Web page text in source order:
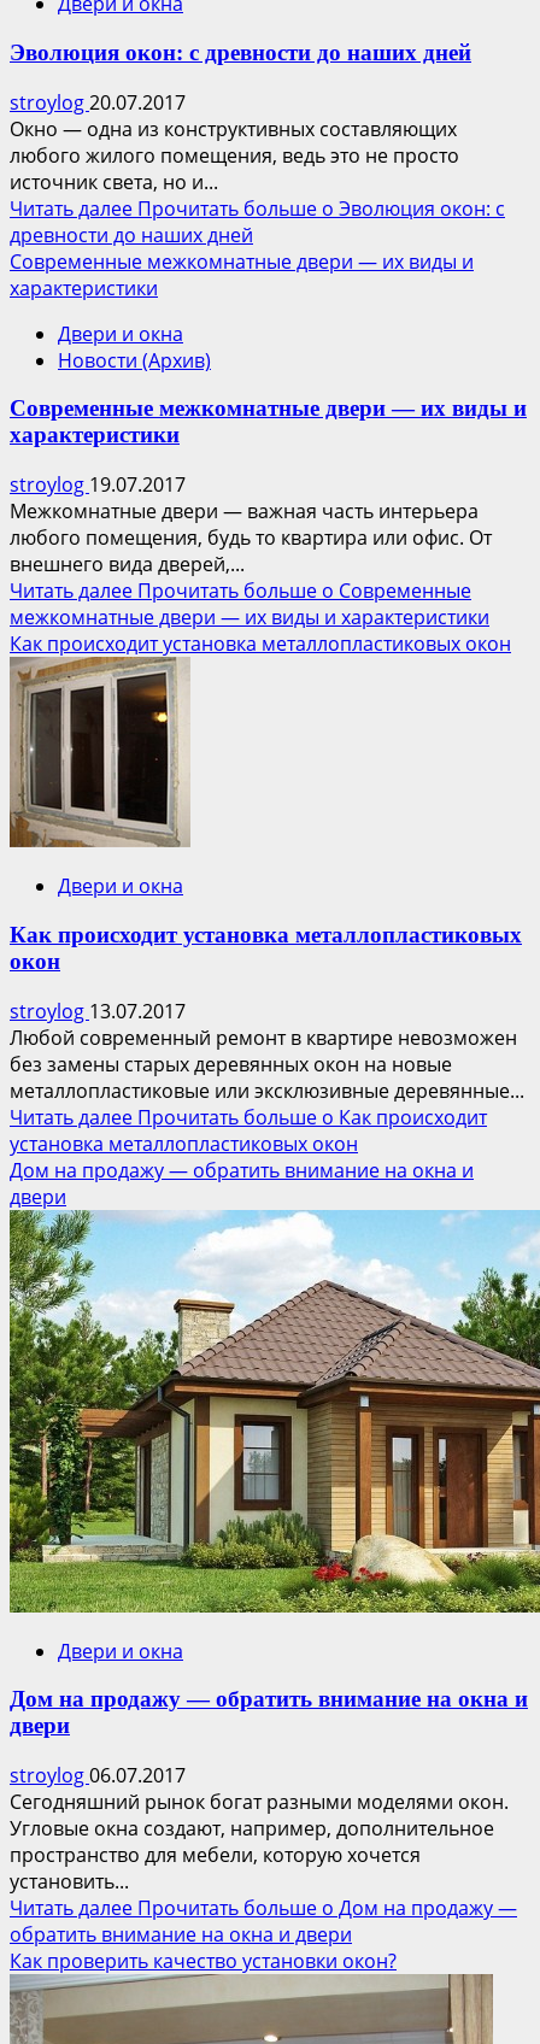
Эволюция окон: с древности до наших дней
stroylog20.07.2017
Окно — одна из конструктивных составляющих
любого жилого помещения, ведь это не просто
источник света, но и...
Читать далее Прочитать больше о Эволюция окон: с
древности до наших дней
Современные межкомнатные двери — их виды и
характеристики
Двери и окна
Новости (Архив)
Современные межкомнатные двери — их виды и
характеристики
stroylog 19.07.2017
Межкомнатные двери ― важная часть интерьера
любого помещения, будь то квартира или офис. От
внешнего вида дверей,...
Читать далее Прочитать больше о Современные
межкомнатные двери — их виды и характеристики
Как происходит установка металлопластиковых окон
Двери и окна
Как происходит установка металлопластиковых
окон
stroylog 13.07.2017
Любой современный ремонт в квартире невозможен
без замены старых деревянных окон на новые
металлопластиковые или эксклюзивные деревянные...
Читать далее Прочитать больше о Как происходит
установка металлопластиковых окон
Дом на продажу — обратить внимание на окна и
двери
Двери и окна
Дом на продажу — обратить внимание на окна и
двери
stroylog06.07.2017
Сегодняшний рынок богат разными моделями окон.
Угловые окна создают, например, дополнительное
пространство для мебели, которую хочется
установить...
Читать далее Прочитать больше о Дом на продажу —
обратить внимание на окна и двери
Как проверить качество установки окон?